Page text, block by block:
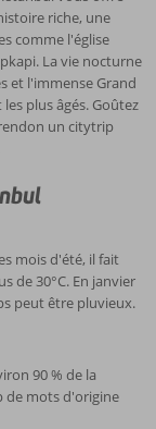
riche, une
comme l'église
La vie nocturne
et l'immense Grand
plus âgés. Goûtez
un citytrip
mois d'été, il fait
de 30°C. En janvier
peut être pluvieux.
90 % de la
de mots d'origine